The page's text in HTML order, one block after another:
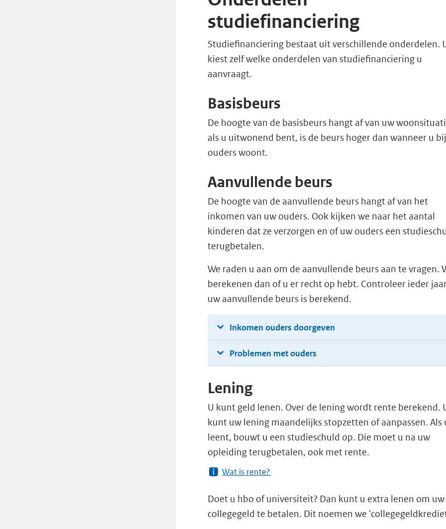
studiefinanciering
Studiefinanciering bestaat uit verschillende onderdelen.
kiest zelf welke onderdelen van studiefinanciering u
aanvraagt.
Basisbeurs
De hoogte van de basisbeurs hangt af van uw
als u uitwonend bent, is de beurs hoger dan wanneer u
ouders woont.
Aanvullende beurs
De hoogte van de aanvullende beurs hangt af van het
inkomen van uw ouders. Ook kijken we naar het aantal
kinderen dat ze verzorgen en of uw ouders een
terugbetalen.
We raden u aan om de aanvullende beurs aan te vragen.
berekenen dan of u er recht op hebt. Controleer ieder
uw aanvullende beurs is berekend.
Inkomen ouders doorgeven
Problemen met ouders
Lening
U kunt geld lenen. Over de lening wordt rente berekend.
kunt uw lening maandelijks stopzetten of aanpassen. Als
leent, bouwt u een studieschuld op. Die moet u na uw
opleiding terugbetalen, ook met rente.
Wat is rente?
Doet u hbo of universiteit? Dan kunt u extra lenen om uw
collegegeld te betalen. Dit noemen we